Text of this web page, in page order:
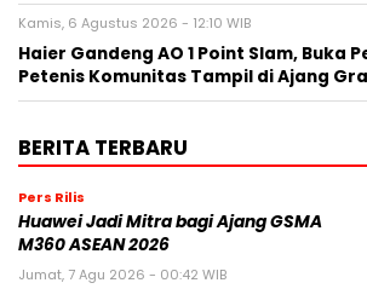
Kamis, 6 Agustus 2026 - 12:10 WIB
Haier Gandeng AO 1 Point Slam, Buka
Petenis Komunitas Tampil di Ajang
BERITA TERBARU
Pers Rilis
Huawei Jadi Mitra bagi Ajang GSMA
M360 ASEAN 2026
Jumat, 7 Agu 2026 - 00:42 WIB